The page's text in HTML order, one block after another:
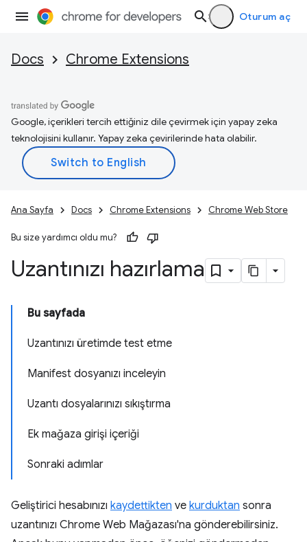
Oturum aç
Docs Chrome Extensions
Google, içerikleri tercih ettiğiniz dile çevirmek için yapay zeka
teknolojisini kullanır. Yapay zeka çevirilerinde hata olabilir.
Ana Sayfa Docs Chrome Extensions Chrome Web Store
Bu size yardımcı oldu mu?
Uzantınızı hazırlama
Bu sayfada
Uzantınızı üretimde test etme
Manifest dosyanızı inceleyin
Uzantı dosyalarınızı sıkıştırma
Ek mağaza girişi içeriği
Sonraki adımlar
Geliştirici hesabınızı kaydettikten ve kurduktan sonra
uzantınızı Chrome Web Mağazası'na gönderebilirsiniz.